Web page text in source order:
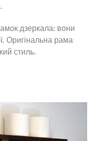
дзеркала: вони
Оригінальна рама
стиль.